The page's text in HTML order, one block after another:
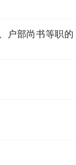
户部尚书等职的